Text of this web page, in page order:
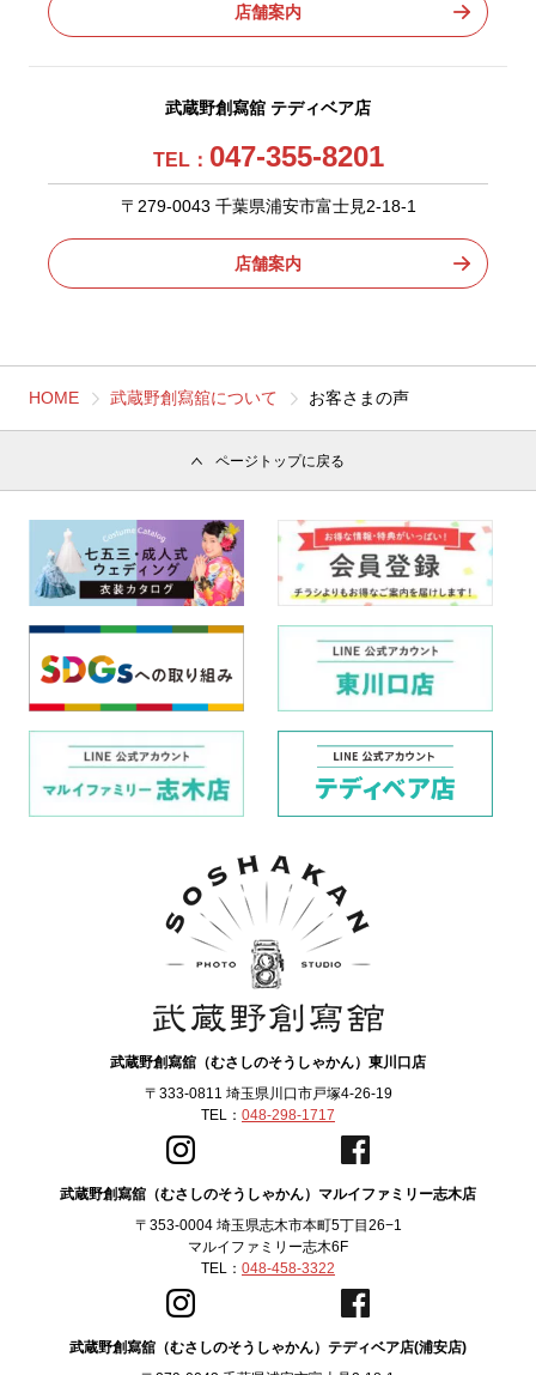
店舗案内
武蔵野創寫舘 テディベア店
TEL： 047-355-8201
〒279-0043 千葉県浦安市富士見2-18-1
店舗案内
HOME 武蔵野創寫舘について お客さまの声
ページトップに戻る
武蔵野創寫舘（むさしのそうしゃかん）東川口店
〒333-0811 埼玉県川口市戸塚4-26-19
TEL： 048-298-1717
武蔵野創寫舘（むさしのそうしゃかん）マルイファミリー志木店
〒353-0004 埼玉県志木市本町5丁目26−1
マルイファミリー志木6F
TEL： 048-458-3322
武蔵野創寫舘（むさしのそうしゃかん）テディベア店(浦安店)